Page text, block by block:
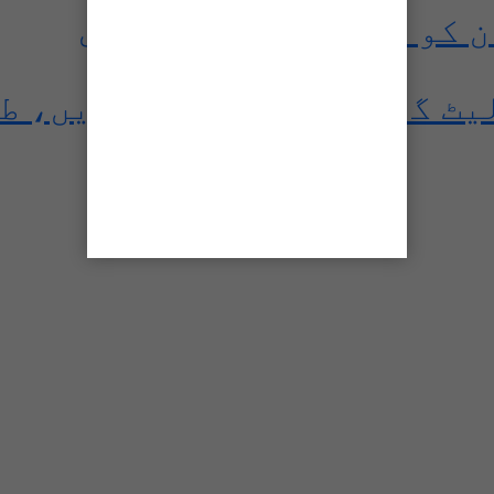
گھر بیٹھے اپلائی کریں،